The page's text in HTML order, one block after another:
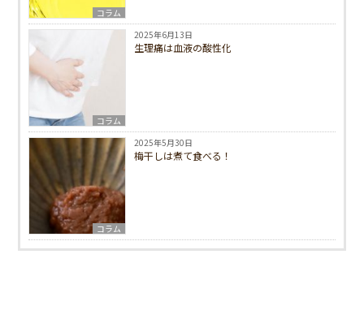
コラム
コラム
2025年6月13日
生理痛は血液の酸性化
コラム
2025年5月30日
梅干しは煮て食べる！